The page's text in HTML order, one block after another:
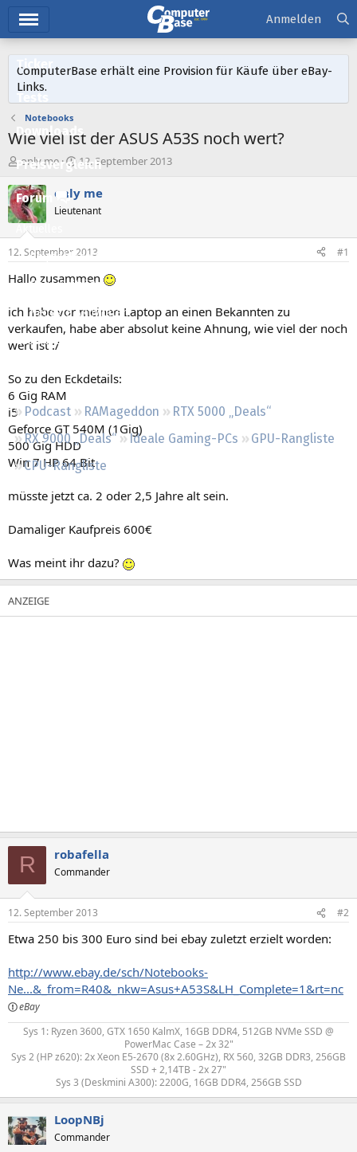
Ticker
Downloads
Preisvergleich
Forum
Aktuelles
Empfohlene Inhalte
Neue Beiträge
Neueste Aktivitäten
Leserartikel
Podcast RAMageddon
RTX 5000 „Deals“
RX 9000 „Deals“
Ideale Gaming-PCs
GPU-Rangliste
CPU-Rangliste
Anmelden
ComputerBase erhält eine Provision für Käufe über eBay-
Links.
Notebooks
Wie viel ist der ASUS A53S noch wert?
E
s
t
e
e
r
only me
E
s
e
l
t
a
12. September 2013
only me
Lieutenant
12. September 2013 #1
Hallo zusammen
ich habe vor meinen Laptop an einen Bekannten zu
verkaufen, habe aber absolut keine Ahnung, wie viel der noch
wert ist :/
So zu den Eckdetails:
6 Gig RAM
i5
Geforce GT 540M (1Gig)
500 Gig HDD
Win 7 HP 64 Bit
müsste jetzt ca. 2 oder 2,5 Jahre alt sein.
Damaliger Kaufpreis 600€
Was meint ihr dazu?
R robafella
Commander
12. September 2013 #2
Etwa 250 bis 300 Euro sind bei ebay zuletzt erzielt worden:
http://www.ebay.de/sch/Notebooks-
Ne...&_from=R40&_nkw=Asus+A53S&LH_Complete=1&rt=nc
Sys 1: Ryzen 3600, GTX 1650 KalmX, 16GB DDR4, 512GB NVMe SSD @
PowerMac Case – 2x 32"
Sys 2 (HP z620): 2x Xeon E5-2670 (8x 2.60GHz), RX 560, 32GB DDR3, 256GB
SSD + 2,14TB - 2x 27"
Sys 3 (Deskmini A300): 2200G, 16GB DDR4, 256GB SSD​
LoopNBj
Commander